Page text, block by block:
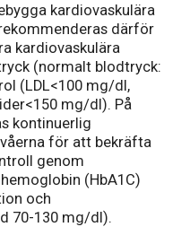
kardiovaskulära
därför
kardiovaskulära
(normalt blodtryck:
(LDL<100 mg/dl,
mg/dl). På
kontinuerlig
för att bekräfta
genom
(HbA1C)
och
70-130 mg/dl).